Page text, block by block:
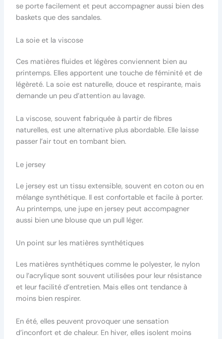
se porte facilement et peut accompagner aussi bien des
baskets que des sandales.
La soie et la viscose
Ces matières fluides et légères conviennent bien au
printemps. Elles apportent une touche de féminité et de
légèreté. La soie est naturelle, douce et respirante, mais
demande un peu d’attention au lavage.
La viscose, souvent fabriquée à partir de fibres
naturelles, est une alternative plus abordable. Elle laisse
passer l’air tout en tombant bien.
Le jersey
Le jersey est un tissu extensible, souvent en coton ou en
mélange synthétique. Il est confortable et facile à porter.
Au printemps, une jupe en jersey peut accompagner
aussi bien une blouse que un pull léger.
Un point sur les matières synthétiques
Les matières synthétiques comme le polyester, le nylon
ou l’acrylique sont souvent utilisées pour leur résistance
et leur facilité d’entretien. Mais elles ont tendance à
moins bien respirer.
En été, elles peuvent provoquer une sensation
d’inconfort et de chaleur. En hiver, elles isolent moins